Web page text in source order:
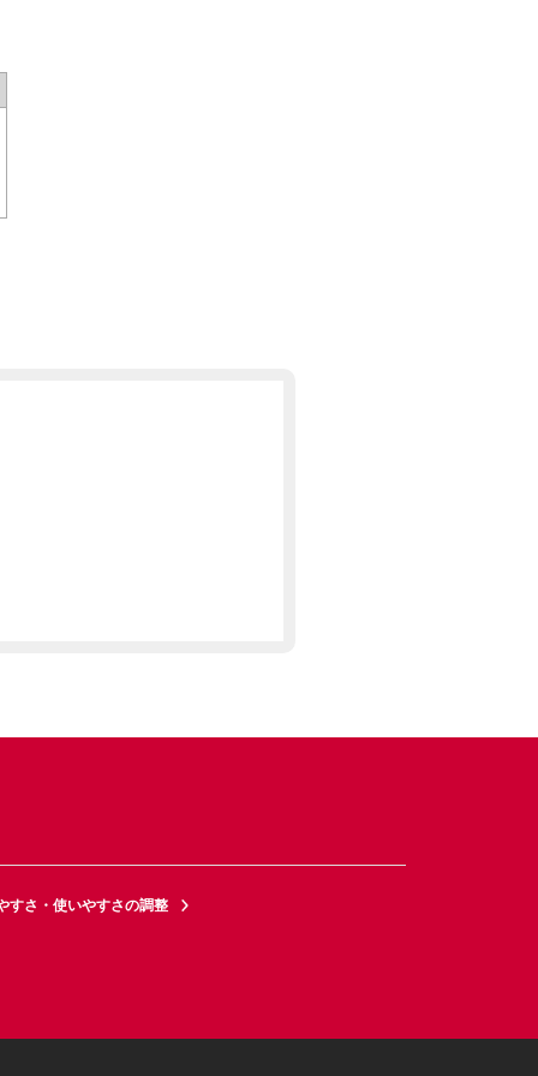
すさ・使いやすさの調整